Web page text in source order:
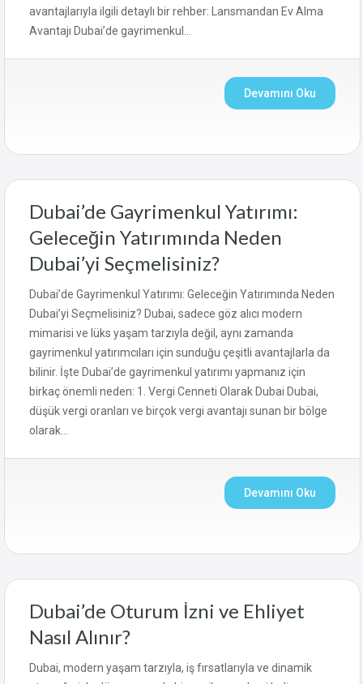
avantajlarıyla ilgili detaylı bir rehber: Lansmandan Ev Alma
Avantajı Dubai’de gayrimenkul…
Devamını Oku
Dubai’de Gayrimenkul Yatırımı:
Geleceğin Yatırımında Neden
Dubai’yi Seçmelisiniz?
Dubai’de Gayrimenkul Yatırımı: Geleceğin Yatırımında Neden
Dubai’yi Seçmelisiniz? Dubai, sadece göz alıcı modern
mimarisi ve lüks yaşam tarzıyla değil, aynı zamanda
gayrimenkul yatırımcıları için sunduğu çeşitli avantajlarla da
bilinir. İşte Dubai’de gayrimenkul yatırımı yapmanız için
birkaç önemli neden: 1. Vergi Cenneti Olarak Dubai Dubai,
düşük vergi oranları ve birçok vergi avantajı sunan bir bölge
olarak…
Devamını Oku
Dubai’de Oturum İzni ve Ehliyet
Nasıl Alınır?
Dubai, modern yaşam tarzıyla, iş fırsatlarıyla ve dinamik